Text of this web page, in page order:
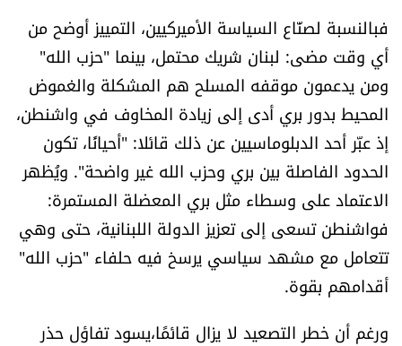
فبالنسبة لصنّاع السياسة الأميركيين، التمييز أوضح من
أي وقت مضى: لبنان شريك محتمل، بينما "حزب الله"
ومن يدعمون موقفه المسلح هم المشكلة والغموض
المحيط بدور بري أدى إلى زيادة المخاوف في واشنطن،
إذ عبّر أحد الدبلوماسيين عن ذلك قائلا: "أحيانًا، تكون
الحدود الفاصلة بين بري وحزب الله غير واضحة". ويُظهر
الاعتماد على وسطاء مثل بري المعضلة المستمرة:
فواشنطن تسعى إلى تعزيز الدولة اللبنانية، حتى وهي
تتعامل مع مشهد سياسي يرسخ فيه حلفاء "حزب الله"
أقدامهم بقوة.
ورغم أن خطر التصعيد لا يزال قائمًا،يسود تفاؤل حذر